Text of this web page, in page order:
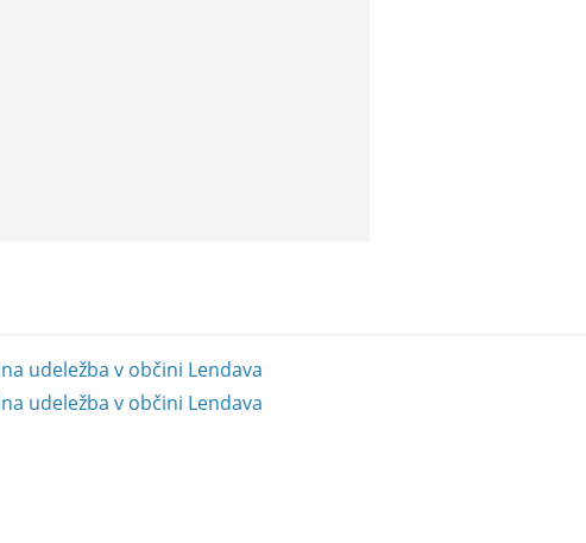
udeležba v občini Lendava
udeležba v občini Lendava